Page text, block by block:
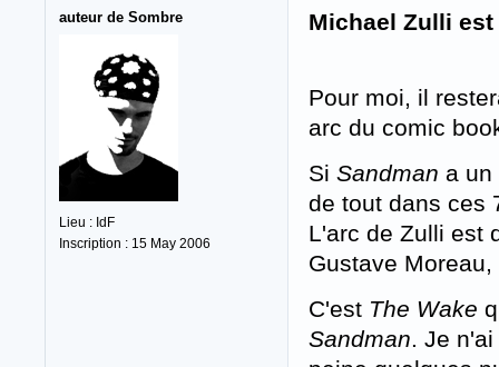
auteur de Sombre
Lieu : IdF
Inscription : 15 May 2006
Michael Zulli
Pour moi, il
arc du comic
Si Sandman a un
de tout dans ces
L'arc de Zulli est
Gustave
C'est The Wake
Sandman. Je